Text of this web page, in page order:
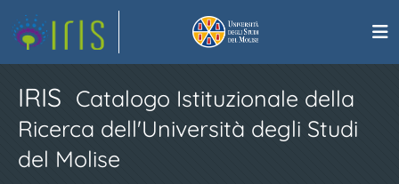
IRIS Catalogo Istituzionale della
Ricerca dell'Università degli Studi
del Molise